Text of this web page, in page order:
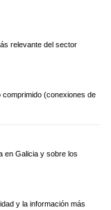
relevante del sector
comprimido (conexiones de
en Galicia y sobre los
y la información más